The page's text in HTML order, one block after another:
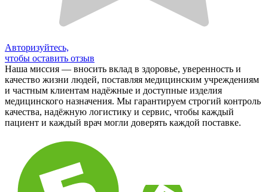
Авторизуйтесь,
чтобы оставить отзыв
Наша миссия — вносить вклад в здоровье, уверенность и
качество жизни людей, поставляя медицинским учреждениям
и частным клиентам надёжные и доступные изделия
медицинского назначения. Мы гарантируем строгий контроль
качества, надёжную логистику и сервис, чтобы каждый
пациент и каждый врач могли доверять каждой поставке.